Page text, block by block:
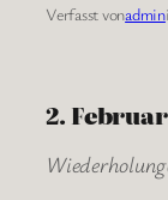
Verfasst vonadmin
2.